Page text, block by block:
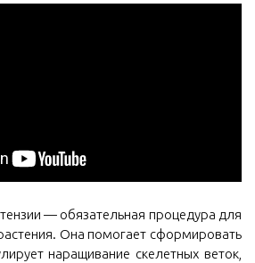
— обязательная процедура для
Она помогает сформировать
наращивание скелетных веток,